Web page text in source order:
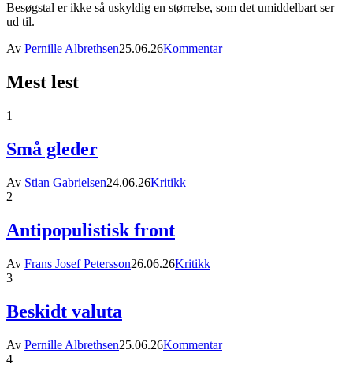
Besøgstal er ikke så uskyldig en størrelse, som det umiddelbart ser
ud til.
Av Pernille Albrethsen25.06.26Kommentar
Mest lest
1
Små gleder
Av Stian Gabrielsen24.06.26Kritikk
2
Antipopulistisk front
Av Frans Josef Petersson26.06.26Kritikk
3
Beskidt valuta
Av Pernille Albrethsen25.06.26Kommentar
4